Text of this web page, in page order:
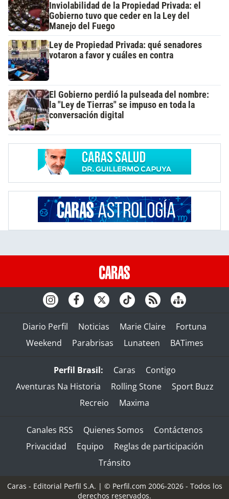
Inviolabilidad de la Propiedad Privada: el
Gobierno tuvo que ceder en la Ley del
Manejo del Fuego
Ley de Propiedad Privada: qué senadores
votaron a favor y cuáles en contra
El Gobierno perdió la pulseada del nombre:
la "Ley de Tierras" se impuso en toda la
conversación digital
Diario Perfil Noticias Marie Claire
Fortuna
Weekend
Parabrisas Lunateen BATimes
Perfil Brasil: Caras
Contigo
Aventuras Na Historia
Rolling Stone
Sport Buzz
Recreio
Maxima
Canales RSS Quienes Somos
Contáctenos
Privacidad
Equipo
Reglas de participación
Tránsito
Caras - Editorial Perfil S.A. | © Perfil.com 2006-2026 - Todos los
derechos reservados.